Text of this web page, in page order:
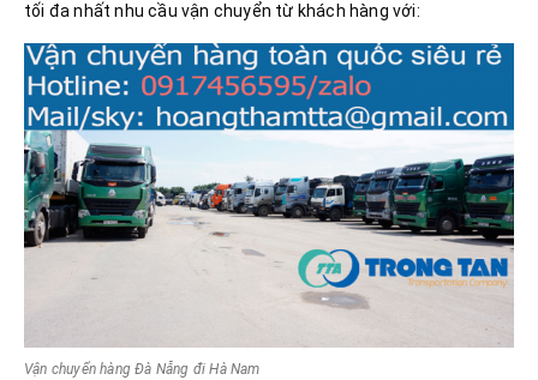
tối đa nhất nhu cầu vận chuyển từ khách hàng với:
Vận chuyển hàng Đà Nẵng đi Hà Nam